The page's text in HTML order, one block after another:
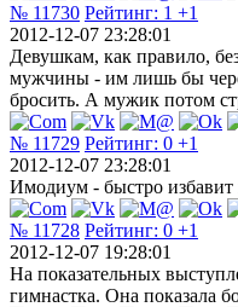
№ 11730 Рейтинг: 1 +1
2012-12-07 23:28:01
Девушкам, как правило,
мужчины - им лишь бы
бросить. А мужик потом
№ 11729 Рейтинг: 0 +1
2012-12-07 23:28:01
Имодиум - быстро избавит
№ 11728 Рейтинг: 0 +1
2012-12-07 19:28:01
На показательных
гимнастка. Она показала